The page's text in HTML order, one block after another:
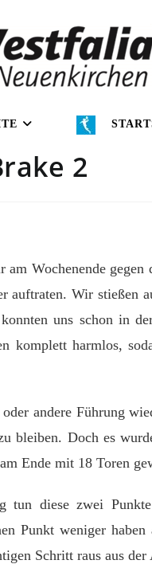
2
Wochenende
auftraten. Wir stießen
uns schon in
harmlos,
andere Führung
bleiben. Doch es
Ende mit 18 Toren
tun diese zwei
Punkt weniger
Schritt raus aus der